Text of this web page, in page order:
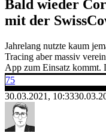
Bald wieder
mit der
Jahrelang nutzte kaum
Tracing aber massiv
App zum Einsatz kommt.
75
30.03.2021, 10:33